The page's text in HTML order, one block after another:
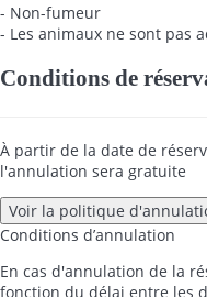
- Non-fumeur
- Les animaux ne sont pas
Conditions de
À partir de la date de
l'annulation sera gratuite
Voir la politique
Conditions d’annulation
En cas d'annulation de la
fonction du délai entre les